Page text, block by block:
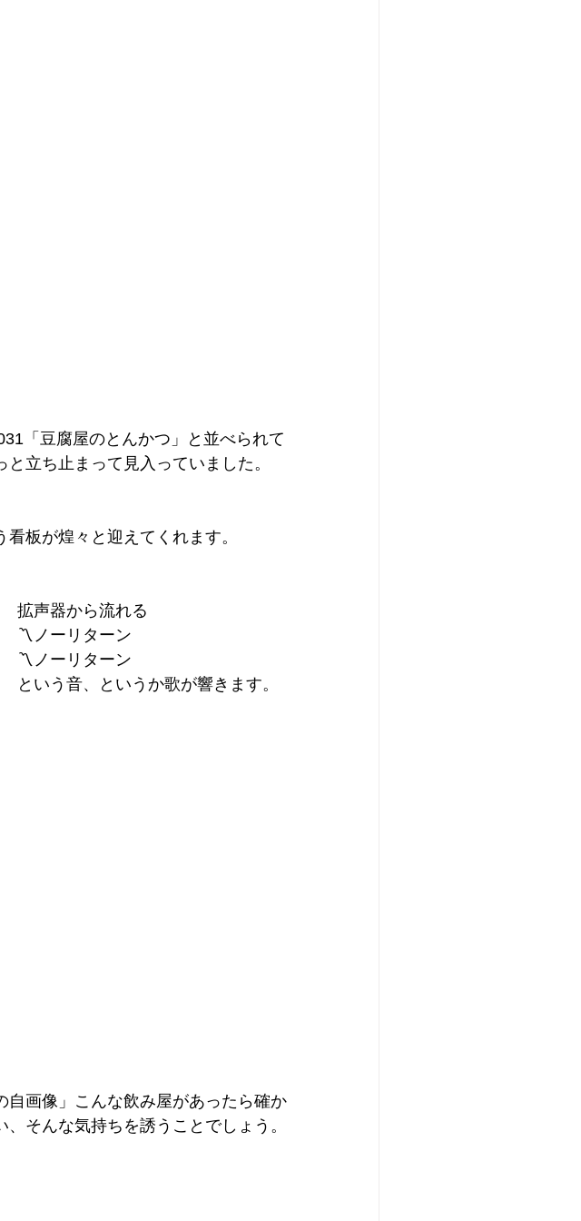
「豆腐屋のとんかつ」と並べられて
立ち止まって見入っていました。
板が煌々と迎えてくれます。
拡声器から流れる
〽︎ノーリターン
〽︎ノーリターン
という音、というか歌が響きます。
画像」こんな飲み屋があったら確か
そんな気持ちを誘うことでしょう。